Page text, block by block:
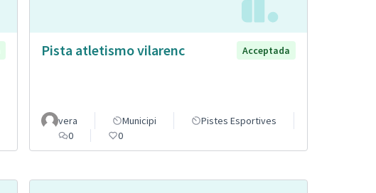
Pista atletismo vilarenc Acceptada
vera Municipi
Pistes Esportives
0
0